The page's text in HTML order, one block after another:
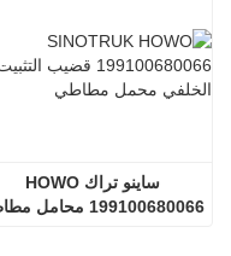
199100680066 محامل مطاطية